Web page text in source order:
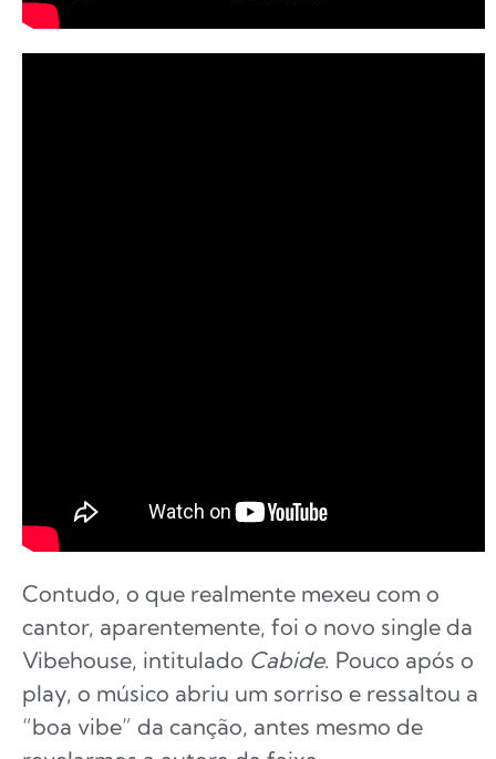
Contudo, o que realmente mexeu com o
cantor, aparentemente, foi o novo single da
Vibehouse, intitulado Cabide. Pouco após o
play, o músico abriu um sorriso e ressaltou a
“boa vibe” da canção, antes mesmo de